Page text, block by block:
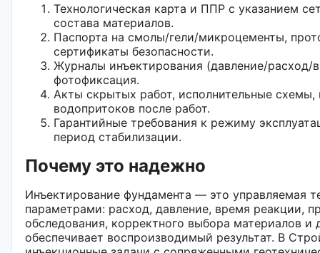
Технологическая карта и ППР с указанием
состава материалов.
Паспорта на смолы/гели/микроцементы,
сертификаты безопасности.
Журналы инъектирования (давление/расход/
фотофиксация.
Акты скрытых работ, исполнительные
водопритоков после работ.
Гарантийные требования к режиму
период стабилизации.
Почему это надежно
Инъектирование фундамента — это управляемая
параметрами: расход, давление, время реакции,
обследования, корректного выбора материалов и
обеспечивает воспроизводимый результат. В